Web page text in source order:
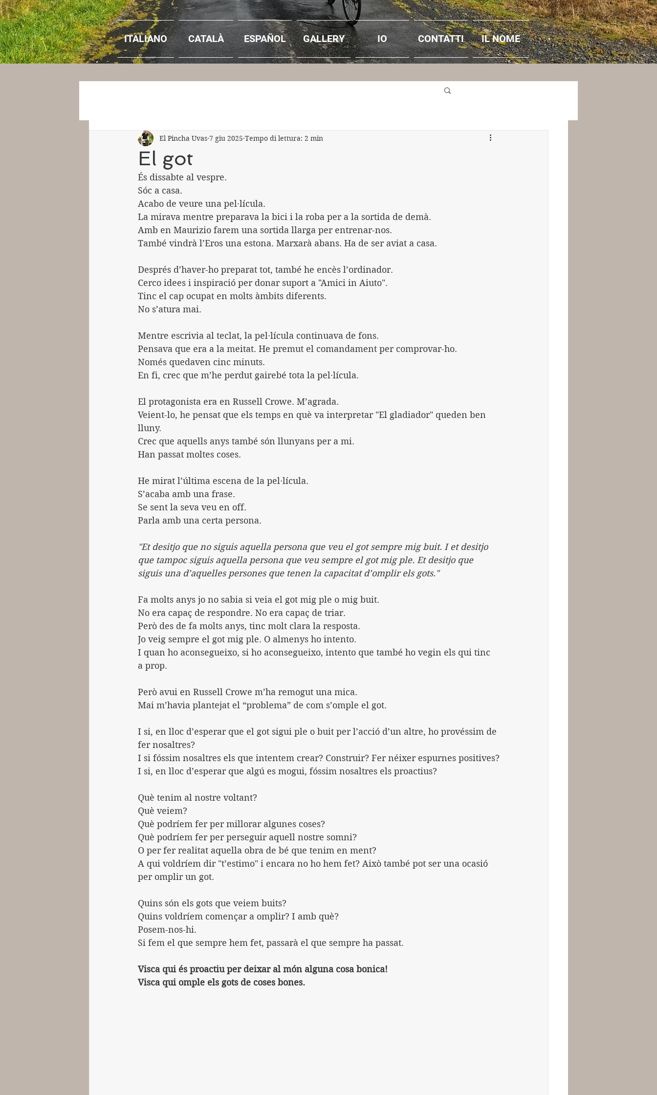
El got
El Pincha Uvas 7 giu 2025 Tempo di lettura: 2 min
És dissabte al vespre.
Sóc a casa.
Acabo de veure una pel·lícula.
La mirava mentre preparava la bici i la roba per a la sortida de demà.
Amb en Maurizio farem una sortida llarga per entrenar-nos.
També vindrà l’Eros una estona. Marxarà abans. Ha de ser aviat a casa.
Després d’haver-ho preparat tot, també he encès l’ordinador.
Cerco idees i inspiració per donar suport a "Amici in Aiuto".
Tinc el cap ocupat en molts àmbits diferents.
No s’atura mai.
Mentre escrivia al teclat, la pel·lícula continuava de fons.
Pensava que era a la meitat. He premut el comandament per comprovar-ho.
Només quedaven cinc minuts.
En fi, crec que m’he perdut gairebé tota la pel·lícula.
El protagonista era en Russell Crowe. M’agrada.
Veient-lo, he pensat que els temps en què va interpretar "El gladiador" queden ben
lluny.
Crec que aquells anys també són llunyans per a mi.
Han passat moltes coses.
He mirat l’última escena de la pel·lícula.
S’acaba amb una frase.
Se sent la seva veu en off.
Parla amb una certa persona.
"Et desitjo que no siguis aquella persona que veu el got sempre mig buit. I et desitjo
que tampoc siguis aquella persona que veu sempre el got mig ple. Et desitjo que
siguis una d’aquelles persones que tenen la capacitat d’omplir els gots."
Fa molts anys jo no sabia si veia el got mig ple o mig buit.
No era capaç de respondre. No era capaç de triar.
Però des de fa molts anys, tinc molt clara la resposta.
Jo veig sempre el got mig ple. O almenys ho intento.
I quan ho aconsegueixo, si ho aconsegueixo, intento que també ho vegin els qui tinc
a prop.
Però avui en Russell Crowe m’ha remogut una mica.
Mai m’havia plantejat el “problema” de com s’omple el got.
I si, en lloc d’esperar que el got sigui ple o buit per l’acció d’un altre, ho provéssim de
fer nosaltres?
I si fóssim nosaltres els que intentem crear? Construir? Fer néixer espurnes positives?
I si, en lloc d’esperar que algú es mogui, fóssim nosaltres els proactius?
Què tenim al nostre voltant?
Què veiem?
Què podríem fer per millorar algunes coses?
Què podríem fer per perseguir aquell nostre somni?
O per fer realitat aquella obra de bé que tenim en ment?
A qui voldríem dir "t’estimo" i encara no ho hem fet? Això també pot ser una ocasió
per omplir un got.
Quins són els gots que veiem buits?
Quins voldríem començar a omplir? I amb què?
Posem-nos-hi.
Si fem el que sempre hem fet, passarà el que sempre ha passat.
Visca qui és proactiu per deixar al món alguna cosa bonica!
Visca qui omple els gots de coses bones.
ITALIANO CATALÀ ESPAÑOL GALLERY IO CONTATTI IL NOME